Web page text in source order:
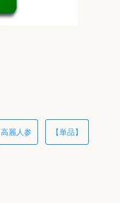
高麗人参 【単品】